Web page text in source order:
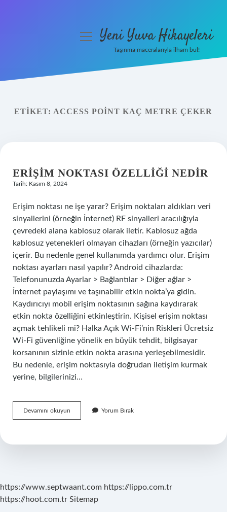
Yasal Uyarı
menüyüYeni Yuva Hikayeleri
Taşınma maceralarıyla ilham bul!
ETIKET: ACCESS POINT KAÇ METRE ÇEKER
ERIŞIM NOKTASI ÖZELLIĞI NEDIR
Tarih: Kasım 8, 2024
Erişim noktası ne işe yarar? Erişim noktaları aldıkları veri
sinyallerini (örneğin İnternet) RF sinyalleri aracılığıyla
çevredeki alana kablosuz olarak iletir. Kablosuz ağda
kablosuz yetenekleri olmayan cihazları (örneğin yazıcılar)
içerir. Bu nedenle genel kullanımda yardımcı olur. Erişim
noktası ayarları nasıl yapılır? Android cihazlarda:
Telefonunuzda Ayarlar > Bağlantılar > Diğer ağlar >
İnternet paylaşımı ve taşınabilir etkin nokta’ya gidin.
Kaydırıcıyı mobil erişim noktasının sağına kaydırarak
etkin nokta özelliğini etkinleştirin. Kişisel erişim noktası
açmak tehlikeli mi? Halka Açık Wi-Fi’nin Riskleri Ücretsiz
Wi-Fi güvenliğine yönelik en büyük tehdit, bilgisayar
korsanının sizinle etkin nokta arasına yerleşebilmesidir.
Bu nedenle, erişim noktasıyla doğrudan iletişim kurmak
yerine, bilgilerinizi…
Devamını okuyun
Noktası
Yorum Bırak
https://www.septwaant.com https://lippo.com.tr
https://hoot.com.tr Sitemap